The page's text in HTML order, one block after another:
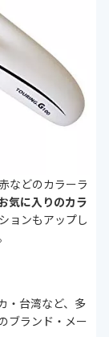
などのカラーラ
気に入りのカラ
ョンもアップし
・台湾など、多
ブランド・メー